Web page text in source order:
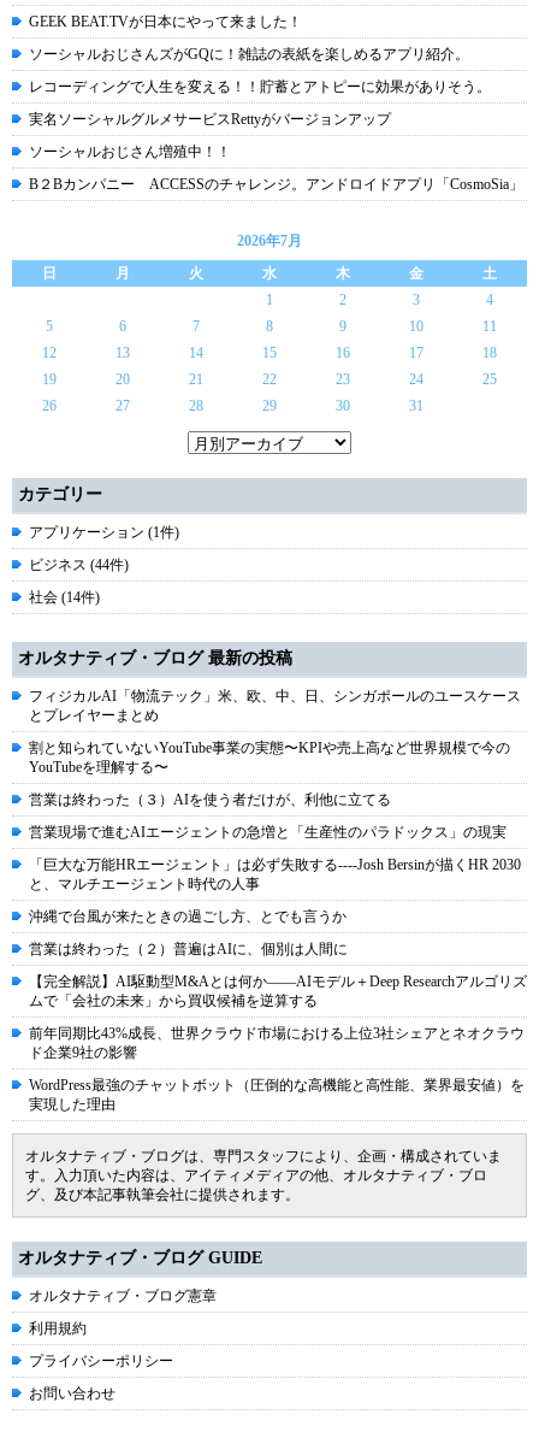
GEEK BEAT.TVが日本にやって来ました！
ソーシャルおじさんズがGQに！雑誌の表紙を楽しめるアプリ紹介。
レコーディングで人生を変える！！貯蓄とアトピーに効果がありそう。
実名ソーシャルグルメサービスRettyがバージョンアップ
ソーシャルおじさん増殖中！！
B２Bカンパニー ACCESSのチャレンジ。アンドロイドアプリ「CosmoSia」
2026年7月
日
月 火 水 木 金
土
1
2 3
4
5
6 7 8 9 10
11
12
13 14 15 16 17
18
19
20 21 22 23 24
25
26
27 28 29 30 31
カテゴリー
アプリケーション (1件)
ビジネス (44件)
社会 (14件)
オルタナティブ・ブログ 最新の投稿
フィジカルAI「物流テック」米、欧、中、日、シンガポールのユースケース
とプレイヤーまとめ
割と知られていないYouTube事業の実態〜KPIや売上高など世界規模で今の
YouTubeを理解する〜
営業は終わった（３）AIを使う者だけが、利他に立てる
営業現場で進むAIエージェントの急増と「生産性のパラドックス」の現実
「巨大な万能HRエージェント」は必ず失敗する----Josh Bersinが描くHR 2030
と、マルチエージェント時代の人事
沖縄で台風が来たときの過ごし方、とでも言うか
営業は終わった（２）普遍はAIに、個別は人間に
【完全解説】AI駆動型M&Aとは何か――AIモデル＋Deep Researchアルゴリズ
ムで「会社の未来」から買収候補を逆算する
前年同期比43%成長、世界クラウド市場における上位3社シェアとネオクラウ
ド企業9社の影響
WordPress最強のチャットボット（圧倒的な高機能と高性能、業界最安値）を
実現した理由
オルタナティブ・ブログは、専門スタッフにより、企画・構成されていま
す。入力頂いた内容は、アイティメディアの他、オルタナティブ・ブロ
グ、及び本記事執筆会社に提供されます。
オルタナティブ・ブログ GUIDE
オルタナティブ・ブログ憲章
利用規約
プライバシーポリシー
お問い合わせ